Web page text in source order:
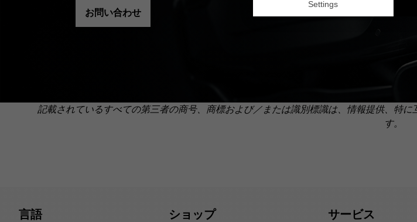
お問い合わせ
記載されているすべての第三者の商号、商標および／または識別標識は、情報提供、特
す。
言語 ショップ サービス